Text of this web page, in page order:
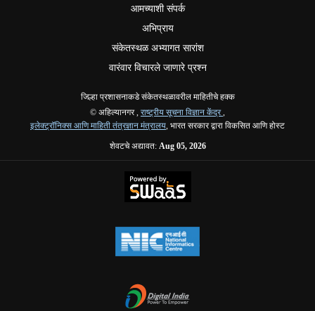
आमच्याशी संपर्क
अभिप्राय
संकेतस्थळ अभ्यागत सारांश
वारंवार विचारले जाणारे प्रश्न
जिल्हा प्रशासनाकडे संकेतस्थळावरील माहितीचे हक्क
© अहिल्यानगर , राष्ट्रीय सूचना विज्ञान केंद्र,
इलेक्ट्रॉनिक्स आणि माहिती तंत्रज्ञान मंत्रालय, भारत सरकार द्वारा विकसित आणि होस्ट
शेवटचे अद्यावत: Aug 05, 2026